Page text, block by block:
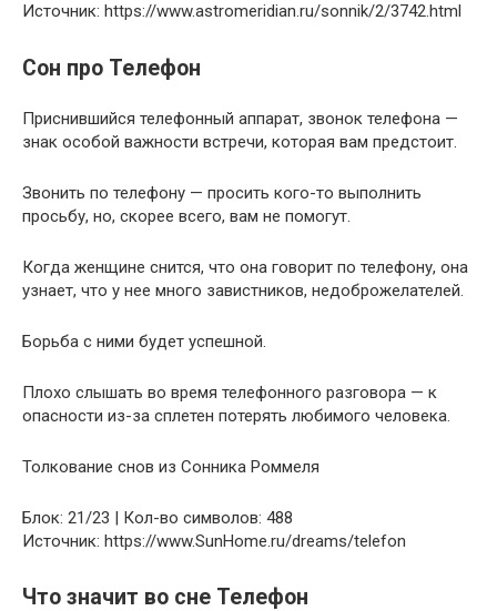
Источник: https://www.astromeridian.ru/sonnik/2/3742.html
Сон про Телефон
Приснившийся телефонный аппарат, звонок телефона —
знак особой важности встречи, которая вам предстоит.
Звонить по телефону — просить кого-то выполнить
просьбу, но, скорее всего, вам не помогут.
Когда женщине снится, что она говорит по телефону, она
узнает, что у нее много завистников, недоброжелателей.
Борьба с ними будет успешной.
Плохо слышать во время телефонного разговора — к
опасности из-за сплетен потерять любимого человека.
Толкование снов из Сонника Роммеля
Блок: 21/23 | Кол-во символов: 488
Источник: https://www.SunHome.ru/dreams/telefon
Что значит во сне Телефон